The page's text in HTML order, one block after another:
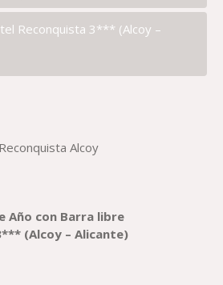
Reconquista 3*** (Alcoy –
Alcoy
Año con Barra libre
(Alcoy – Alicante)